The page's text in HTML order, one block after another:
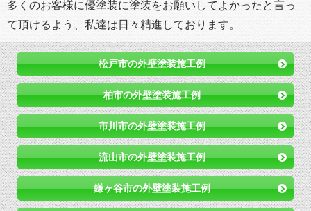
多くのお客様に優塗装に塗装をお願いしてよかったと言っ
て頂けるよう、私達は日々精進しております。
松戸市の外壁塗装施工例
柏市の外壁塗装施工例
市川市の外壁塗装施工例
流山市の外壁塗装施工例
鎌ヶ谷市の外壁塗装施工例